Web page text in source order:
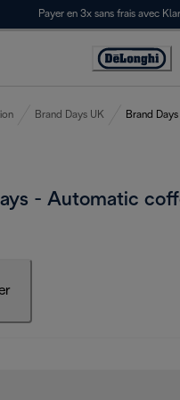
Payer en 3x sans frais avec
Déclaration
Brand Days UK Brand
- Automatic